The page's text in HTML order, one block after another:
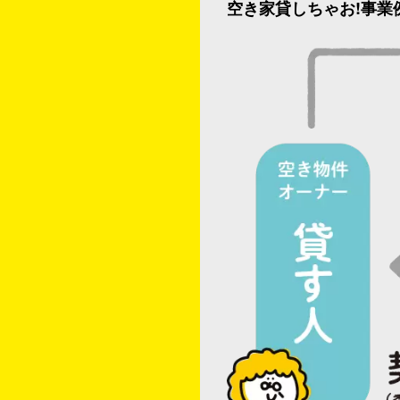
空き家貸しちゃお!事業